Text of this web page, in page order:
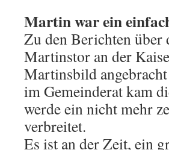
Martin war ein
Zu den Berichten über
Martinstor an der
Martinsbild
im Gemeinderat kam
werde ein nicht mehr
verbreitet.
Es ist an der Zeit, ein